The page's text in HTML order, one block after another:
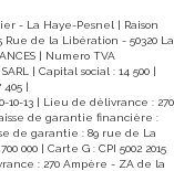
parking, une cave
version datant
annuelles
3939 € et 5350€ /
les années 2021,
sont disponibles
TOTAL
- La Haye-Pesnel | Raison
Rue de la Libération - 50320 La
| Numero TVA
| Capital social : 14 500 |
405 |
10-13 | Lieu de délivrance : 270
de garantie financière :
de garantie : 89 rue de La
000 | Carte G : CPI 5002 2015
: 270 Ampère - ZA de la